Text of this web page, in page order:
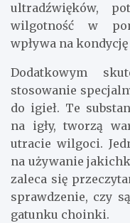
ultradźwięków,
wilgotność w
wpływa na
Dodatkowym
stosowanie
do igieł. Te
na igły, tworzą
utracie wilgoci.
na używanie
zaleca się
sprawdzenie, czy
gatunku choinki.